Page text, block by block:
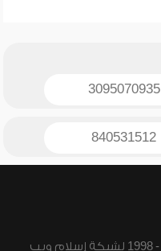
3095070935
840531512